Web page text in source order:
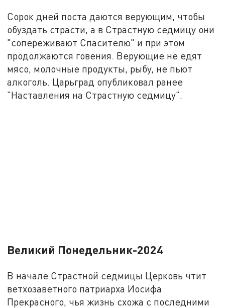
Сорок дней поста даются верующим, чтобы
обуздать страсти, а в Страстную седмицу они
"сопереживают Спасителю" и при этом
продолжаются говения. Верующие не едят
мясо, молочные продукты, рыбу, не пьют
алкоголь. Царьград опубликовал ранее
"Наставления на Страстную седмицу".
Великий Понедельник-2024
В начале Страстной седмицы Церковь чтит
ветхозаветного патриарха Иосифа
Прекрасного, чья жизнь схожа с последними